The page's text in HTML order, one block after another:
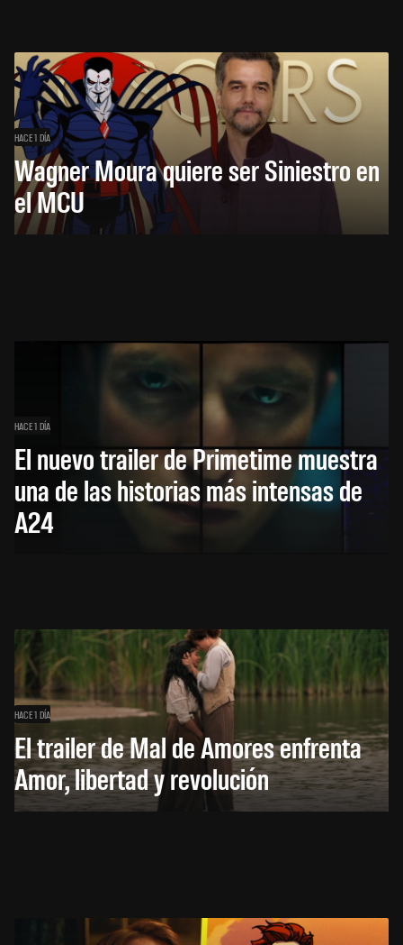
HACE 1 DÍA
Wagner Moura quiere ser Siniestro en
el MCU
HACE 1 DÍA
El nuevo trailer de Primetime muestra
una de las historias más intensas de
A24
HACE 1 DÍA
El trailer de Mal de Amores enfrenta
Amor, libertad y revolución